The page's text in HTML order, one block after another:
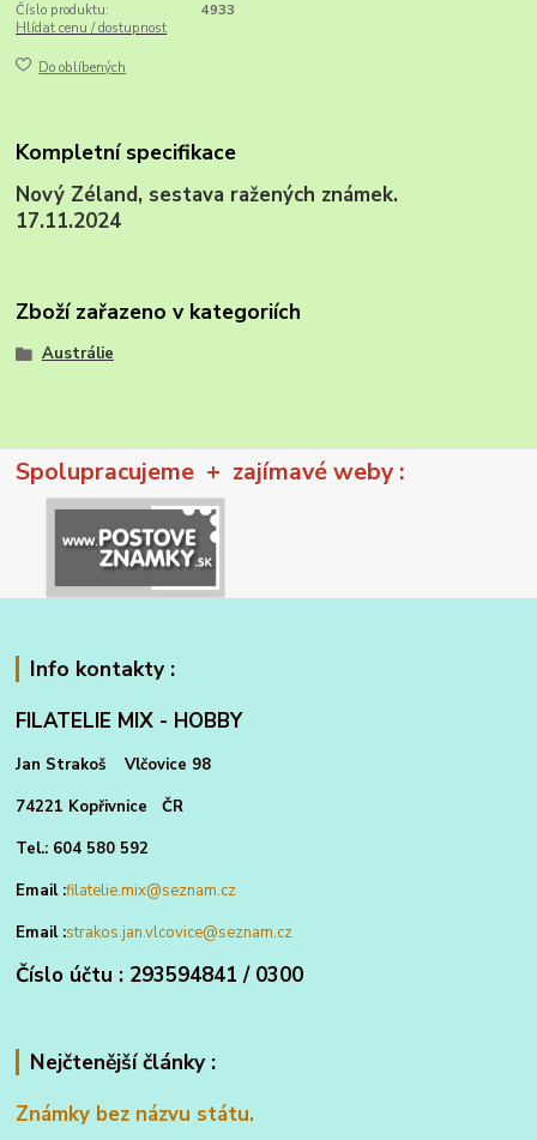
Číslo produktu:
4933
Hlídat cenu / dostupnost
Do oblíbených
Kompletní specifikace
Nový Zéland, sestava ražených známek.
17.11.2024
Zboží zařazeno v kategoriích
Austrálie
Spolupracujeme + zajímavé weby :
Info kontakty :
FILATELIE MIX - HOBBY
Jan Strakoš Vlčovice 98
74221 Kopřivnice ČR
Tel.: 604 580 592
Email :filatelie.mix@seznam.cz
Email :strakos.jan.vlcovice@seznam.cz
Číslo účtu : 293594841 / 0300
Nejčtenější články :
Známky bez názvu státu.